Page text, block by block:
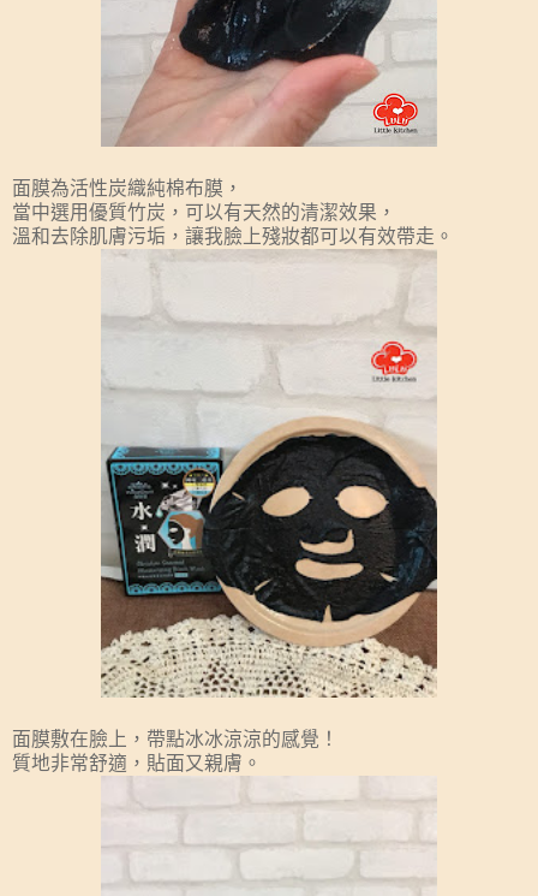
面膜為活性炭織純棉布膜，
當中選用優質竹炭，可以有天然的清潔效果，
溫和去除肌膚污垢，讓我臉上殘妝都可以有效帶走。
面膜敷在臉上，帶點冰冰涼涼的感覺！
質地非常舒適，貼面又親膚。